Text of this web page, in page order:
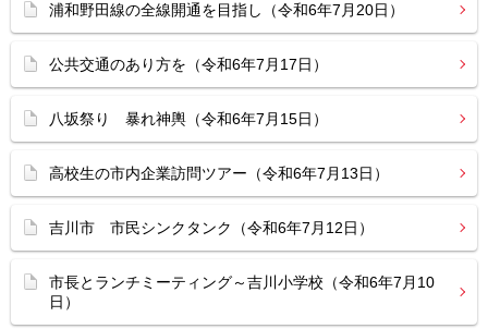
浦和野田線の全線開通を目指し（令和6年7月20日）
公共交通のあり方を（令和6年7月17日）
八坂祭り 暴れ神輿（令和6年7月15日）
高校生の市内企業訪問ツアー（令和6年7月13日）
吉川市 市民シンクタンク（令和6年7月12日）
市長とランチミーティング～吉川小学校（令和6年7月10
日）